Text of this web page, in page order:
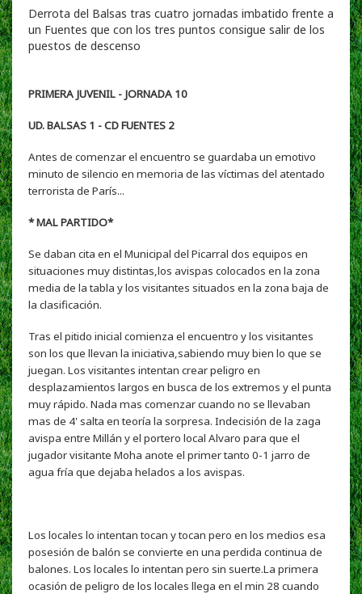
Derrota del Balsas tras cuatro jornadas imbatido frente a
un Fuentes que con los tres puntos consigue salir de los
puestos de descenso
PRIMERA JUVENIL - JORNADA 10
UD. BALSAS 1 - CD FUENTES 2
Antes de comenzar el encuentro se guardaba un emotivo
minuto de silencio en memoria de las víctimas del atentado
terrorista de París...
* MAL PARTIDO*
Se daban cita en el Municipal del Picarral dos equipos en
situaciones muy distintas,los avispas colocados en la zona
media de la tabla y los visitantes situados en la zona baja de
la clasificación.
Tras el pitido inicial comienza el encuentro y los visitantes
son los que llevan la iniciativa,sabiendo muy bien lo que se
juegan. Los visitantes intentan crear peligro en
desplazamientos largos en busca de los extremos y el punta
muy rápido. Nada mas comenzar cuando no se llevaban
mas de 4' salta en teoría la sorpresa. Indecisión de la zaga
avispa entre Millán y el portero local Alvaro para que el
jugador visitante Moha anote el primer tanto 0-1 jarro de
agua fría que dejaba helados a los avispas.
Los locales lo intentan tocan y tocan pero en los medios esa
posesión de balón se convierte en una perdida continua de
balones. Los locales lo intentan pero sin suerte.La primera
ocasión de peligro de los locales llega en el min 28 cuando